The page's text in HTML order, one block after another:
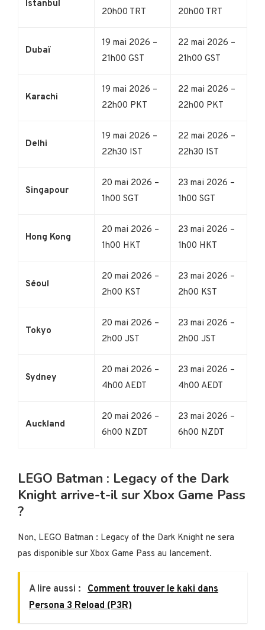
Istanbul
20h00 TRT
20h00 TRT
Dubaï
19 mai 2026 –
21h00 GST
22 mai 2026 –
21h00 GST
Karachi
19 mai 2026 –
22h00 PKT
22 mai 2026 –
22h00 PKT
Delhi
19 mai 2026 –
22h30 IST
22 mai 2026 –
22h30 IST
Singapour
20 mai 2026 –
1h00 SGT
23 mai 2026 –
1h00 SGT
Hong Kong
20 mai 2026 –
1h00 HKT
23 mai 2026 –
1h00 HKT
Séoul
20 mai 2026 –
2h00 KST
23 mai 2026 –
2h00 KST
Tokyo
20 mai 2026 –
2h00 JST
23 mai 2026 –
2h00 JST
Sydney
20 mai 2026 –
4h00 AEDT
23 mai 2026 –
4h00 AEDT
Auckland
20 mai 2026 –
6h00 NZDT
23 mai 2026 –
6h00 NZDT
LEGO Batman : Legacy of the Dark
Knight arrive-t-il sur Xbox Game Pass
?
Non, LEGO Batman : Legacy of the Dark Knight ne sera
pas disponible sur Xbox Game Pass au lancement.
A lire aussi :
Comment trouver le kaki dans
Persona 3 Reload (P3R)